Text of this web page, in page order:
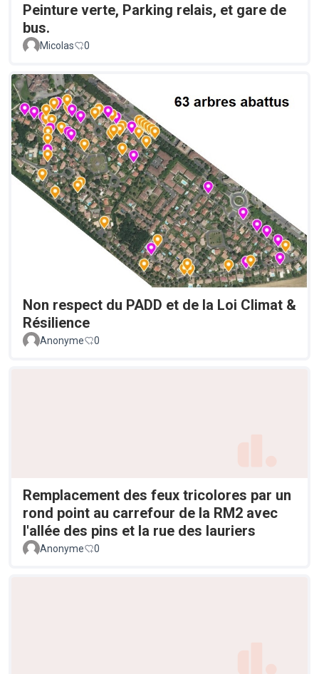
Peinture verte, Parking relais, et gare de
bus.
Micolas 0
Non respect du PADD et de la Loi Climat &
Résilience
Anonyme 0
Remplacement des feux tricolores par un
rond point au carrefour de la RM2 avec
l'allée des pins et la rue des lauriers
Anonyme 0